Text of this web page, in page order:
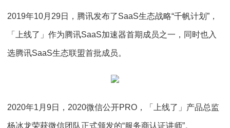
2019年10月29日，腾讯发布了SaaS生态战略“千帆计划”，
「上线了」作为腾讯SaaS加速器首期成员之一，同时也入
选腾讯SaaS生态联盟首批成员。
2020年1月9日，2020微信公开PRO，「上线了」产品总监
杨冰龙荣获微信团队正式颁发的“服务商认证讲师”。